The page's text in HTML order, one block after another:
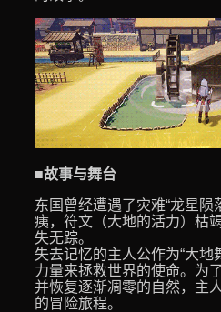
■故事与舞台
东国曾经遭遇了灾难“龙星陨
痍，符文（大地的活力）枯
失无踪。
失去记忆的主人公作为“大地
力量来拯救世界的使命。为
并恢复逐渐凋零的自然，主
的冒险旅程。